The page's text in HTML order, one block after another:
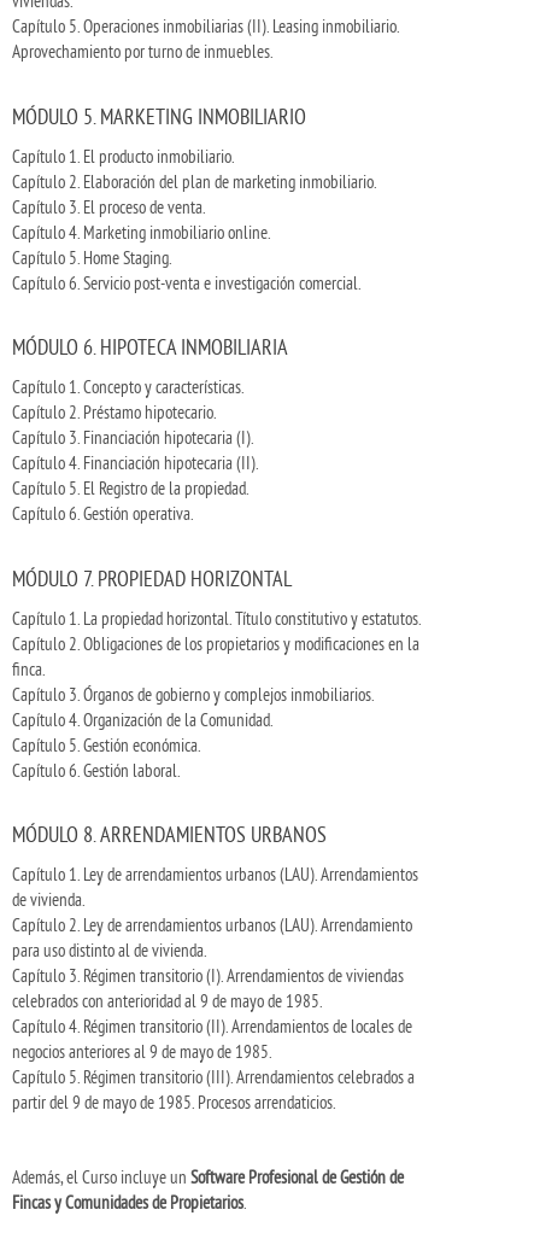
Capítulo 5. Operaciones inmobiliarias (II). Leasing inmobiliario.
Aprovechamiento por turno de inmuebles.
MÓDULO 5. MARKETING INMOBILIARIO
Capítulo 1. El producto inmobiliario.
Capítulo 2. Elaboración del plan de marketing inmobiliario.
Capítulo 3. El proceso de venta.
Capítulo 4. Marketing inmobiliario online.
Capítulo 5. Home Staging.
Capítulo 6. Servicio post-venta e investigación comercial.
MÓDULO 6. HIPOTECA INMOBILIARIA
Capítulo 1. Concepto y características.
Capítulo 2. Préstamo hipotecario.
Capítulo 3. Financiación hipotecaria (I).
Capítulo 4. Financiación hipotecaria (II).
Capítulo 5. El Registro de la propiedad.
Capítulo 6. Gestión operativa.
MÓDULO 7. PROPIEDAD HORIZONTAL
Capítulo 1. La propiedad horizontal. Título constitutivo y estatutos.
Capítulo 2. Obligaciones de los propietarios y modificaciones en la
finca.
Capítulo 3. Órganos de gobierno y complejos inmobiliarios.
Capítulo 4. Organización de la Comunidad.
Capítulo 5. Gestión económica.
Capítulo 6. Gestión laboral.
MÓDULO 8. ARRENDAMIENTOS URBANOS
Capítulo 1. Ley de arrendamientos urbanos (LAU). Arrendamientos
de vivienda.
Capítulo 2. Ley de arrendamientos urbanos (LAU). Arrendamiento
para uso distinto al de vivienda.
Capítulo 3. Régimen transitorio (I). Arrendamientos de viviendas
celebrados con anterioridad al 9 de mayo de 1985.
Capítulo 4. Régimen transitorio (II). Arrendamientos de locales de
negocios anteriores al 9 de mayo de 1985.
Capítulo 5. Régimen transitorio (III). Arrendamientos celebrados a
partir del 9 de mayo de 1985. Procesos arrendaticios.
Además, el Curso incluye un Software Profesional de Gestión de
Fincas y Comunidades de Propietarios.